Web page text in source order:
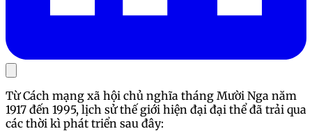
Từ Cách mạng xã hội chủ nghĩa tháng Mười Nga năm
1917 đến 1995, lịch sử thế giới hiện đại đại thể đã trải qua
các thời kì phát triển sau đây: